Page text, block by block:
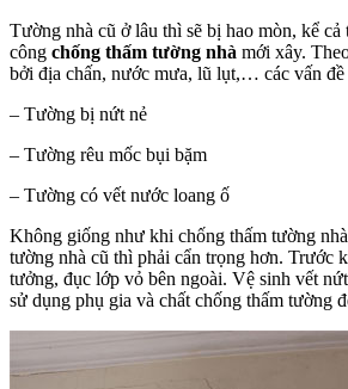
Tường nhà cũ ở lâu thì sẽ bị hao mòn, kể cả
công chống thấm tường nhà mới xây.
bởi địa chấn, nước mưa, lũ lụt,… các vấn đề
– Tường bị nứt nẻ
– Tường rêu mốc bụi bặm
– Tường có vết nước loang ố
Không giống như khi chống thấm tường
tường nhà cũ thì phải cẩn trọng hơn. Trước
tưởng, đục lớp vỏ bên ngoài. Vệ sinh vết
sử dụng phụ gia và chất chống thấm tường